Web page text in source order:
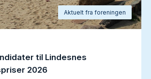
Aktuelt fra foreningen
til Lindesnes
2026